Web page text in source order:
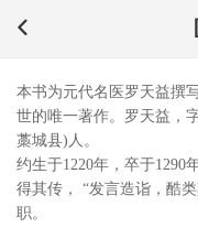
本书为元代名医罗天益撰
世的唯一著作。罗天益，
藁城县)人。
约生于1220年，卒于1290
得其传， “发言造诣，酷
职。